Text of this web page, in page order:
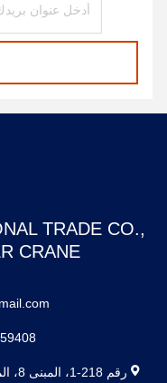
TRADE CO.,
CRANE